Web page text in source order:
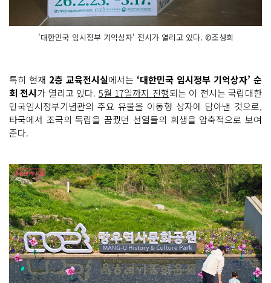
'대한민국 임시정부 기억상자' 전시가 열리고 있다. ©조성희
특히 현재 2층 교육전시실에서는 ‘대한민국 임시정부 기억상자’ 순
회 전시가 열리고 있다. 5월 17일까지 진행되는 이 전시는 국립대한
민국임시정부기념관의 주요 유물을 이동형 상자에 담아낸 것으로,
타국에서 조국의 독립을 꿈꿨던 선열들의 희생을 압축적으로 보여
준다.